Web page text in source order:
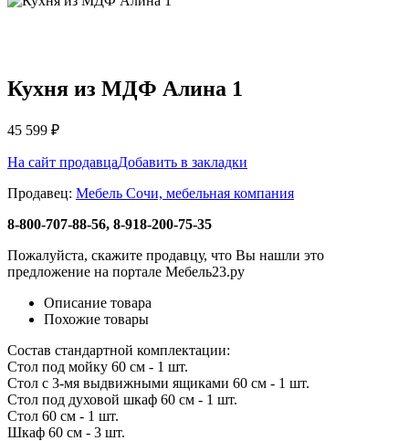
Кухня из МДФ Алина 1
45 599 ₽
На сайт продавцаДобавить в закладки
Продавец: Мебель Сочи, мебельная компания
8-800-707-88-56, 8-918-200-75-35
Пожалуйста, скажите продавцу, что Вы нашли это
предложение на портале Мебель23.ру
Описание товара
Похожие товары
Состав стандартной комплектации:
Стол под мойку 60 см - 1 шт.
Стол с 3-мя выдвижными ящиками 60 см - 1 шт.
Стол под духовой шкаф 60 см - 1 шт.
Стол 60 см - 1 шт.
Шкаф 60 см - 3 шт.